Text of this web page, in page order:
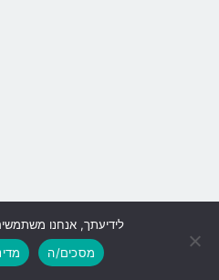
גלילה
לראש
לידיעתך, אנחנו
מסכים/ה